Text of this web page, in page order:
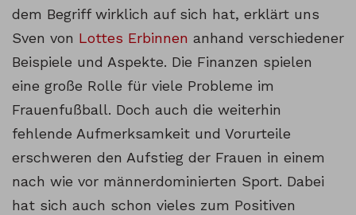
dem Begriff wirklich auf sich hat, erklärt uns
Sven von Lottes Erbinnen anhand verschiedener
Beispiele und Aspekte. Die Finanzen spielen
eine große Rolle für viele Probleme im
Frauenfußball. Doch auch die weiterhin
fehlende Aufmerksamkeit und Vorurteile
erschweren den Aufstieg der Frauen in einem
nach wie vor männerdominierten Sport. Dabei
hat sich auch schon vieles zum Positiven